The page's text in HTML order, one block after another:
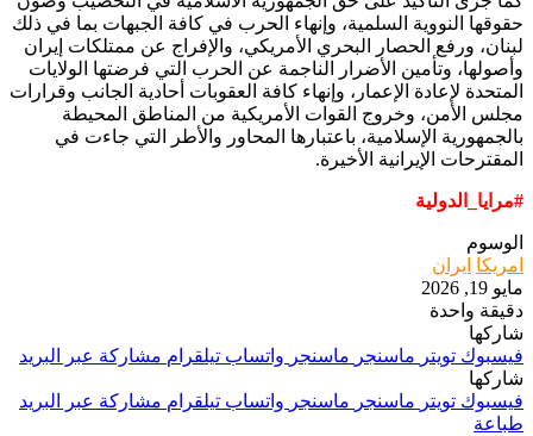
حقوقها النووية السلمية، وإنهاء الحرب في كافة الجبهات بما في ذلك
لبنان، ورفع الحصار البحري الأمريكي، والإفراج عن ممتلكات إيران
وأصولها، وتأمين الأضرار الناجمة عن الحرب التي فرضتها الولايات
المتحدة لإعادة الإعمار، وإنهاء كافة العقوبات أحادية الجانب وقرارات
مجلس الأمن، وخروج القوات الأمريكية من المناطق المحيطة
بالجمهورية الإسلامية، باعتبارها المحاور والأطر التي جاءت في
المقترحات الإيرانية الأخيرة.
#مرايا_الدولية
الوسوم
امريكا ايران
مايو 19, 2026
دقيقة واحدة
شاركها
فيسبوك تويتر ماسنجر ماسنجر واتساب تيلقرام مشاركة عبر البريد
شاركها
فيسبوك تويتر ماسنجر ماسنجر واتساب تيلقرام مشاركة عبر البريد
طباعة